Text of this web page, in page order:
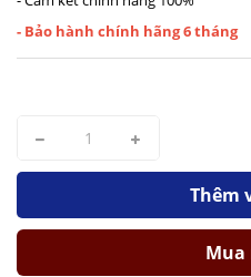
- Bảo hành chính hãng 6 tháng
Thêm
Mua